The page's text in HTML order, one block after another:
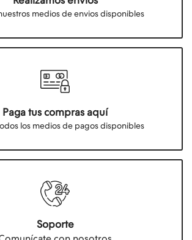
medios de envios disponibles
Paga tus compras aquí
los medios de pagos disponibles
Soporte